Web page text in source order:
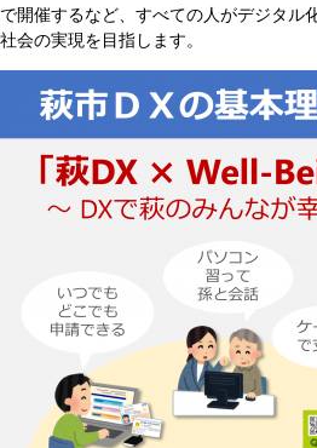
で開催するなど、すべての人がデジタル
社会の実現を目指します。